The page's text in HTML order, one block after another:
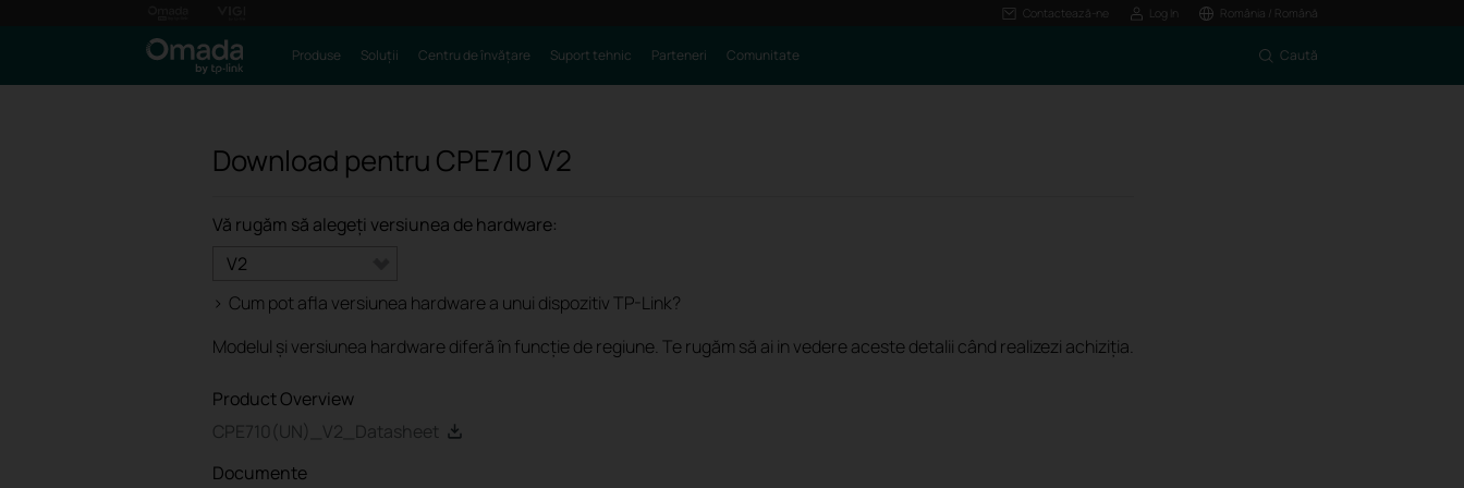
Contactează-ne Log In România / Română
Produse Soluții Centru de învățare Suport tehnic Parteneri Comunitate Caută
Download pentruCPE710V2
Vă rugăm să alegeți versiunea de hardware:
V2
> Cum pot afla versiunea hardware a unui dispozitiv TP-Link?
Modelul și versiunea hardware diferă în funcție de regiune. Te rugăm să ai in vedere aceste detalii când realizezi achiziția.
Product Overview
CPE710(UN)_V2_Datasheet
Documente